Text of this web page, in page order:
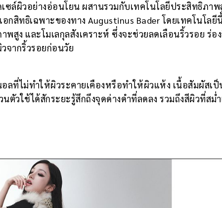
ซล์ผิวอย่างอ่อนโยน ผสานรวมกับเทคโนโลยีประสิทธิภาพ
อกสิทธิเฉพาะของทาง Augustinus Bader โดยเทคโนโล
สูง และโมเลกุลสังเคราะห์ ซึ่งจะช่วยลดเลือนริ้วรอย ร่อ
จากริ้วรอยก่อนวัย
ลที่ไม่ทำให้ผิวระคายเคืองหรือทำให้ผิวแห้ง เนื้อสัมผัสเป็
นตัวใช้ได้สักระยะรู้สึกถึงจุดด่างดำที่ลดลง รวมถึงสีผิวที่สม่